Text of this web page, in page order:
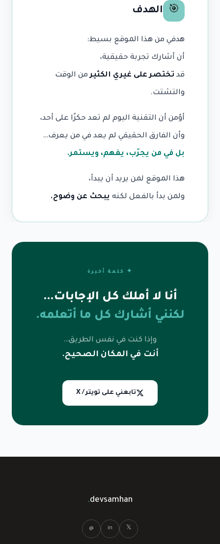
🎯 الهدف
هدفي من هذا الموقع بسيط:
أن أشارك تجربة حقيقية،
قد تختصر على غيري الكثيرمن الوقت
والتشتت.
أؤمن أن التقنية اليوم لم تعد حكرًا على أحد،
وأن الفارق الحقيقي لم يعد في من يعرف…
بل في من يجرّب، يفهم، ويستمر.
هذا الموقع لمن يريد أن يبدأ،
ولمن بدأ بالفعل لكنه يبحث عن وضوح.
✦ كلمة أخيرة
أنا لا أملك كل الإجابات…
لكنني أشارك كل ما أتعلمه.
وإذا كنت في نفس الطريق…
أنت في المكان الصحيح.
تابعني على تويتر / X
devsamhan
.
𝕏
in
@